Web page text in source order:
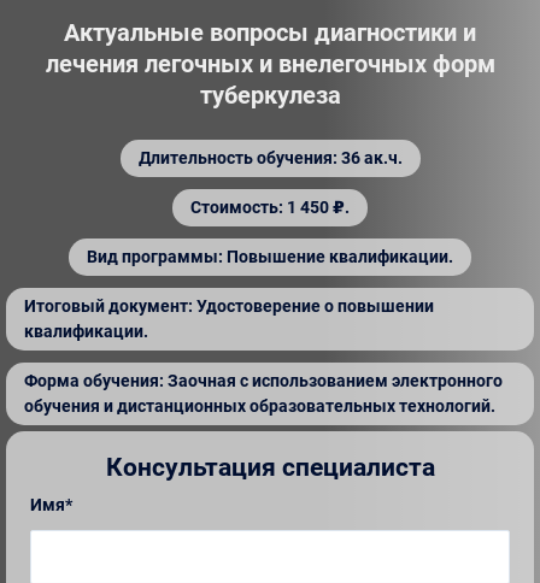
Актуальные вопросы диагностики и
лечения легочных и внелегочных форм
туберкулеза
Длительность обучения: 36 ак.ч.
Стоимость: 1 450 ₽.
Вид программы: Повышение квалификации.
Итоговый документ: Удостоверение о повышении
квалификации.
Форма обучения: Заочная с использованием электронного
обучения и дистанционных образовательных технологий.
Консультация специалиста
Имя*